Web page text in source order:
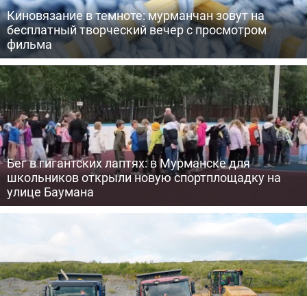
Киновязание в темноте: мурманчан зовут на
бесплатный творческий вечер с просмотром
фильма
Бег в гигантских лаптях: в Мурманске для
школьников открыли новую спортплощадку на
улице Баумана